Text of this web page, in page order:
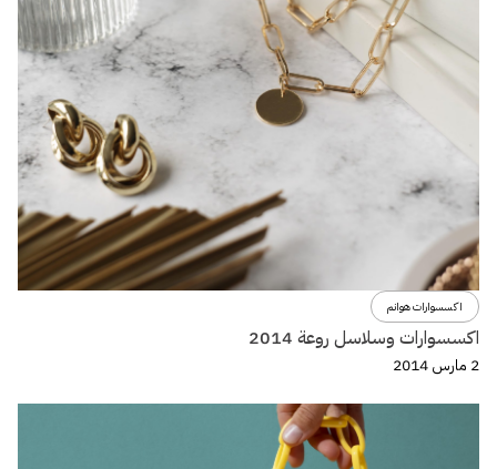
اكسسوارات هوانم
اكسسوارات وسلاسل روعة 2014
2 مارس 2014